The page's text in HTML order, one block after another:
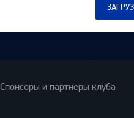
Спонсоры и партнеры клуба